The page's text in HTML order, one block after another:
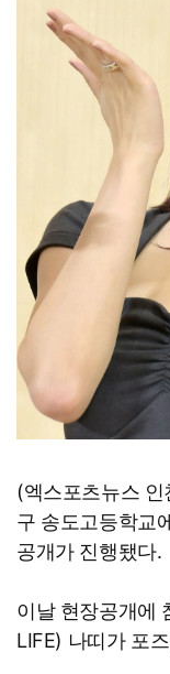
(엑스포츠뉴스
구 송도고등학교
공개가 진행됐다.
이날 현장공개에
LIFE) 나띠가 포